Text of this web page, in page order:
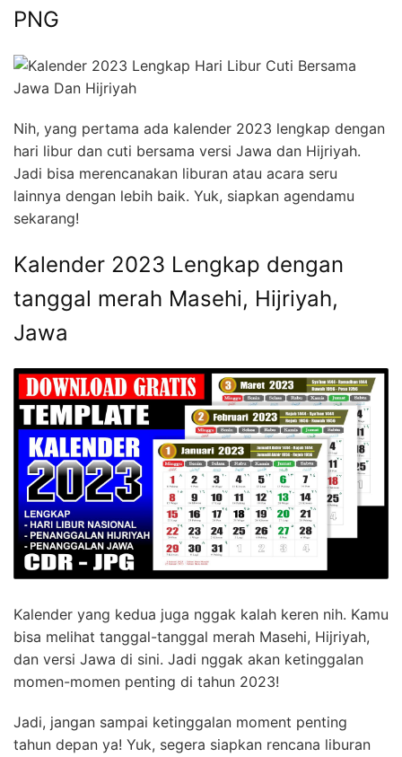
PNG
Nih, yang pertama ada kalender 2023 lengkap dengan
hari libur dan cuti bersama versi Jawa dan Hijriyah.
Jadi bisa merencanakan liburan atau acara seru
lainnya dengan lebih baik. Yuk, siapkan agendamu
sekarang!
Kalender 2023 Lengkap dengan
tanggal merah Masehi, Hijriyah,
Jawa
Kalender yang kedua juga nggak kalah keren nih. Kamu
bisa melihat tanggal-tanggal merah Masehi, Hijriyah,
dan versi Jawa di sini. Jadi nggak akan ketinggalan
momen-momen penting di tahun 2023!
Jadi, jangan sampai ketinggalan moment penting
tahun depan ya! Yuk, segera siapkan rencana liburan